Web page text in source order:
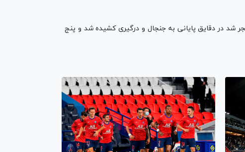
شد در دقایق پایانی به جنجال و درگیری کشیده شد و پنج